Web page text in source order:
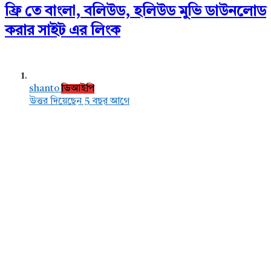
ফ্রি তে বাংলা, বলিউড, হলিউড মুভি ডাউনলোড
করার সাইট এর লিংক
shantoভিআইপি
উত্তর দিয়েছেন 5 বছর আগে